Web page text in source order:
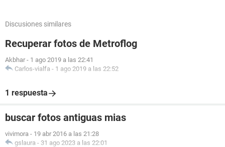
Discusiones similares
Recuperar fotos de Metroflog
Akbhar - 1 ago 2019 a las 22:41
Carlos-vialfa - 1 ago 2019 a las 22:52
1 respuesta
buscar fotos antiguas mias
vivimora - 19 abr 2016 a las 21:28
gslaura - 31 ago 2023 a las 22:01